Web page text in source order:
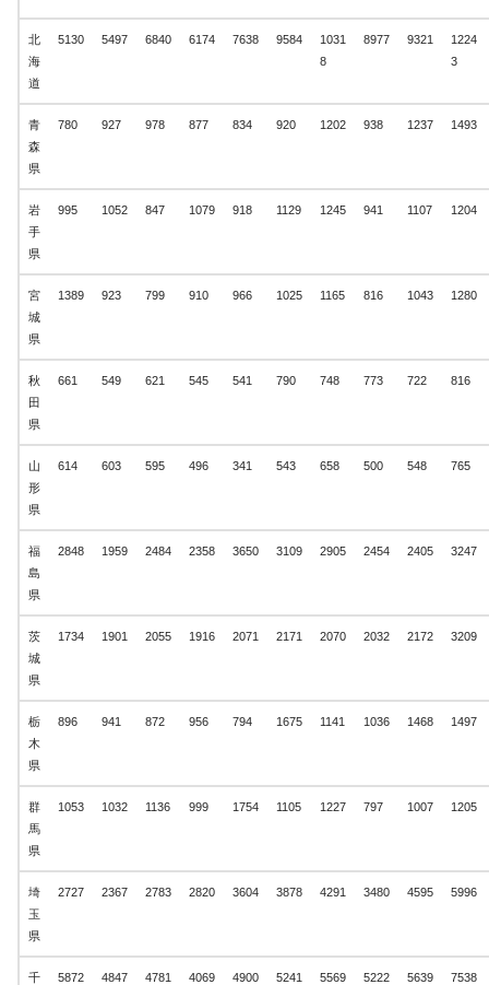
北
海
道
5130 5497 6840 6174 7638 9584
1031
8
8977 9321
1224
3
青
森
県
780 927 978 877 834 920 1202 938 1237 1493
岩
手
県
995 1052 847 1079 918 1129 1245 941 1107 1204
宮
城
県
1389 923 799 910 966 1025 1165 816 1043 1280
秋
田
県
661 549 621 545 541 790 748 773 722 816
山
形
県
614 603 595 496 341 543 658 500 548 765
福
島
県
2848 1959 2484 2358 3650 3109 2905 2454 2405 3247
茨
城
県
1734 1901 2055 1916 2071 2171 2070 2032 2172 3209
栃
木
県
896 941 872 956 794 1675 1141 1036 1468 1497
群
馬
県
1053 1032 1136 999 1754 1105 1227 797 1007 1205
埼
玉
県
2727 2367 2783 2820 3604 3878 4291 3480 4595 5996
千 5872 4847 4781 4069 4900 5241 5569 5222 5639 7538